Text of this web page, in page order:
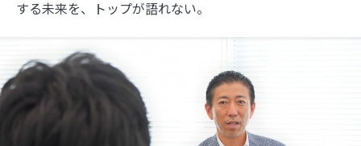
する未来を、トップが語れない。